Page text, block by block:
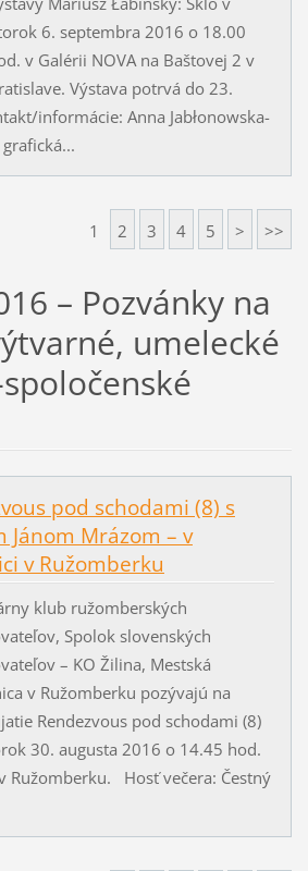
6. septembra 2016 o 18.00
v Galérii NOVA na Baštovej 2 v
Výstava potrvá do 23.
informácie: Anna Jabłonowska-
1 2 3 4 5 > >>
– Pozvánky na
umelecké
pod schodami (8) s
Jánom Mrázom – v
v Ružomberku
klub ružomberských
Spolok slovenských
– KO Žilina, Mestská
v Ružomberku pozývajú na
Rendezvous pod schodami (8)
30. augusta 2016 o 14.45 hod.
Ružomberku. Hosť večera: Čestný